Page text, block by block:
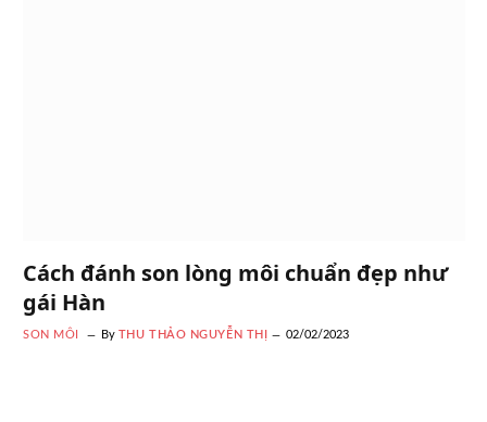
Cách đánh son lòng môi chuẩn đẹp như
gái Hàn
SON MÔI By THU THẢO NGUYỄN THỊ 02/02/2023